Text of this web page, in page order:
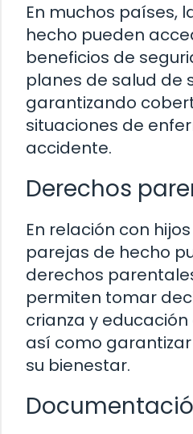
En muchos países,
hecho pueden
beneficios de
planes de salud de
garantizando
situaciones de
accidente.
Derechos
En relación con
parejas de hecho
derechos
permiten tomar
crianza y
así como
su bienestar.